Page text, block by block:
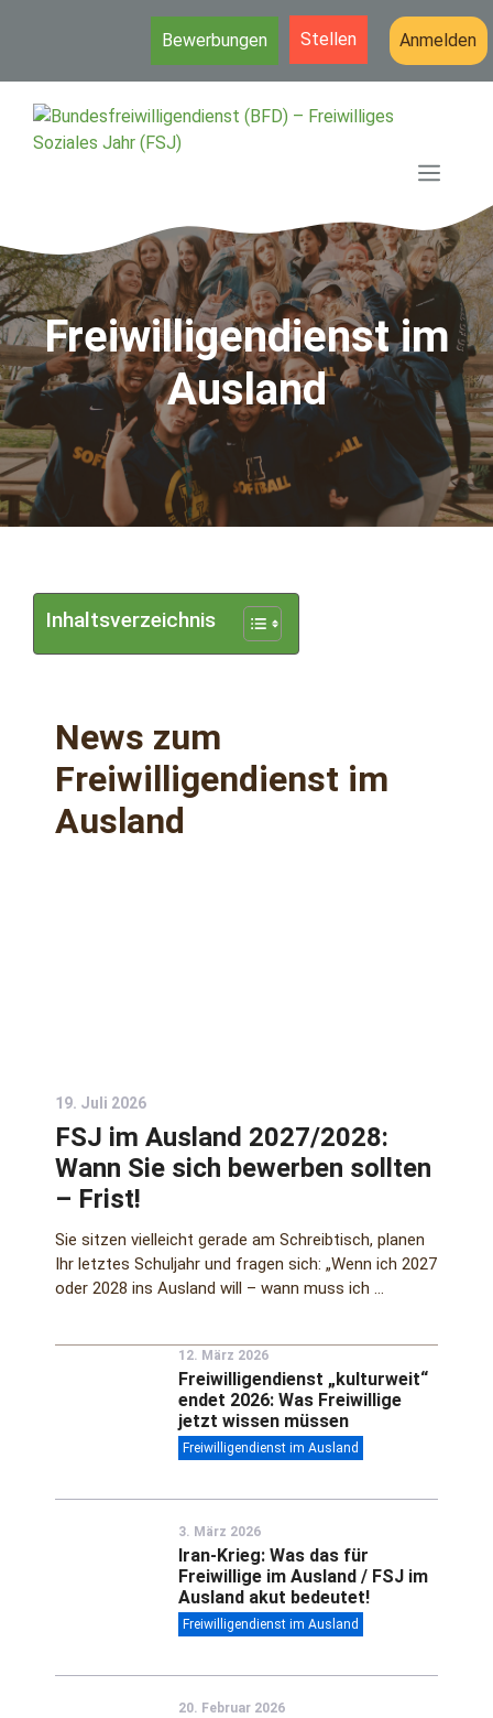
Bewerbungen Stellen Anmelden
Inhalt
springen
Freiwilligendienst im
Ausland
Inhaltsverzeichnis
News zum
Freiwilligendienst im
Ausland
19. Juli 2026
FSJ im Ausland 2027/2028:
Wann Sie sich bewerben sollten
– Frist!
Sie sitzen vielleicht gerade am Schreibtisch, planen
Ihr letztes Schuljahr und fragen sich: „Wenn ich 2027
oder 2028 ins Ausland will – wann muss ich …
12. März 2026
Freiwilligendienst „kulturweit“
endet 2026: Was Freiwillige
jetzt wissen müssen
Freiwilligendienst im Ausland
3. März 2026
Iran-Krieg: Was das für
Freiwillige im Ausland / FSJ im
Ausland akut bedeutet!
Freiwilligendienst im Ausland
20. Februar 2026